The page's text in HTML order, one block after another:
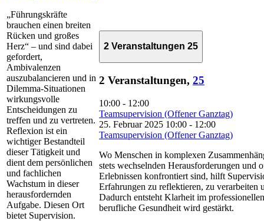
„Führungskräfte
brauchen einen breiten
Rücken und großes
Herz“ – und sind dabei
gefordert,
Ambivalenzen
auszubalancieren und in
Dilemma-Situationen
wirkungsvolle
Entscheidungen zu
treffen und zu vertreten.
Reflexion ist ein
wichtiger Bestandteil
dieser Tätigkeit und
dient dem persönlichen
und fachlichen
Wachstum in dieser
herausfordernden
Aufgabe. Diesen Ort
bietet Supervision.
2 Veranstaltungen 25
2 Veranstaltungen, 25
10:00 - 12:00
Teamsupervision (Offener Ganztag)
25. Februar 2025 10:00 - 12:00
Teamsupervision (Offener Ganztag)
Wo Menschen in komplexen
stets wechselnden Herausforderungen und
Erlebnissen konfrontiert sind, hilft
Erfahrungen zu reflektieren, zu verarbeiten
Dadurch entsteht Klarheit im
berufliche Gesundheit wird gestärkt.